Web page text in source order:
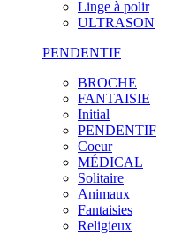
Linge à polir
ULTRASON
PENDENTIF
BROCHE
FANTAISIE
Initial
PENDENTIF
Coeur
MÉDICAL
Solitaire
Animaux
Fantaisies
Religieux